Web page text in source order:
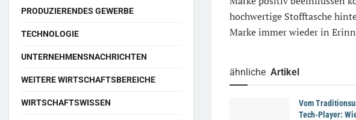
hochwertige Stofftasche
Marke immer wieder in
ähnliche Artikel
Vom
Tech-Player:
PRODUZIERENDES GEWERBE
TECHNOLOGIE
UNTERNEHMENSNACHRICHTEN
WEITERE WIRTSCHAFTSBEREICHE
WIRTSCHAFTSWISSEN